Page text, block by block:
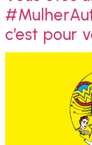
c’est pour